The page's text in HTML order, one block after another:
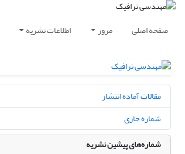
صفحه اصلی مرور اطلاعات نشریه
مقالات آماده انتشار
شماره جاری
شماره‌های پیشین نشریه